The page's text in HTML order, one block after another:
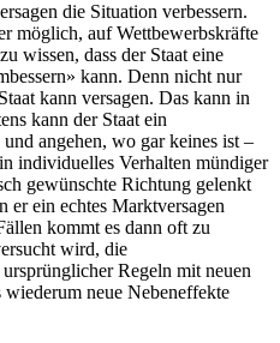
die Situation verbessern.
möglich, auf Wettbewerbskräfte
wissen, dass der Staat eine
kann. Denn nicht nur
kann versagen. Das kann in
kann der Staat ein
angehen, wo gar keines ist –
individuelles Verhalten mündiger
gewünschte Richtung gelenkt
er ein echtes Marktversagen
kommt es dann oft zu
wird, die
Regeln mit neuen
neue Nebeneffekte